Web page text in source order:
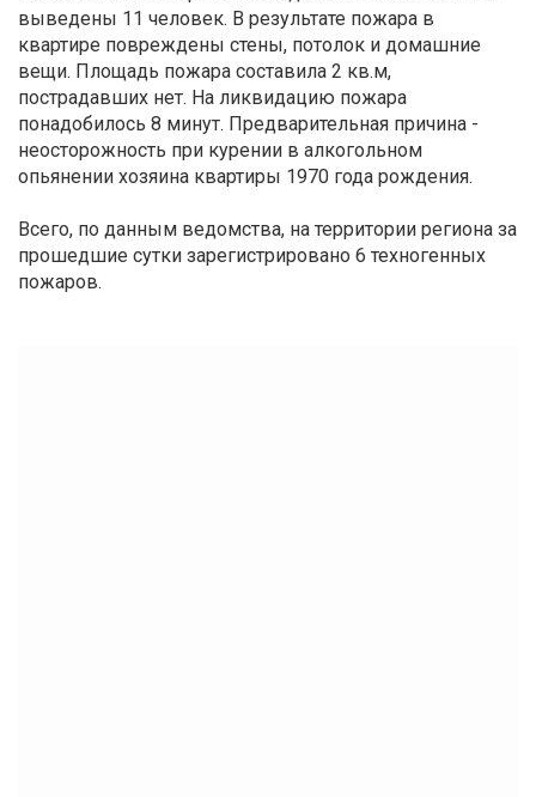
выведены 11 человек. В результате пожара в
квартире повреждены стены, потолок и домашние
вещи. Площадь пожара составила 2 кв.м,
пострадавших нет. На ликвидацию пожара
понадобилось 8 минут. Предварительная причина -
неосторожность при курении в алкогольном
опьянении хозяина квартиры 1970 года рождения.
Всего, по данным ведомства, на территории региона за
прошедшие сутки зарегистрировано 6 техногенных
пожаров.